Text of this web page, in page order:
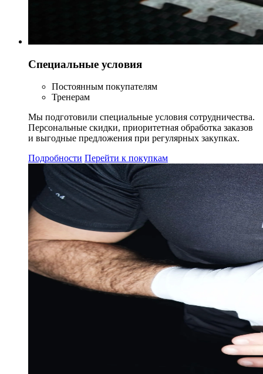
Специальные условия
Постоянным покупателям
Тренерам
Мы подготовили специальные условия сотрудничества.
Персональные скидки, приоритетная обработка заказов
и выгодные предложения при регулярных закупках.
Подробности Перейти к покупкам